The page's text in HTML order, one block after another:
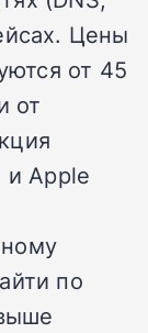
Цены
от 45
от
и Apple
по